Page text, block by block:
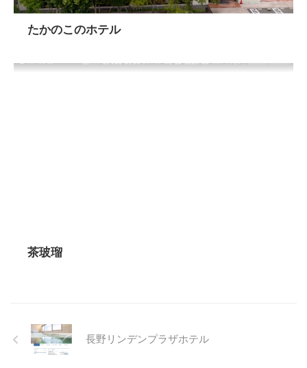
たかのこのホテル
茶玻瑠
長野リンデンプラザホテル